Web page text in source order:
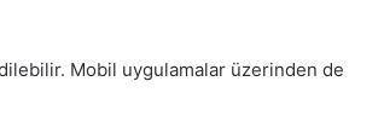
Mobil uygulamalar üzerinden de